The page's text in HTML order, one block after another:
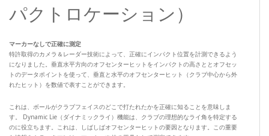
パクトロケーション）
マーカーなしで正確に測定
特許取得のカメラ＆レーダー技術によって、正確にインパクト位置を計測できるよう
になりました。垂直水平方向のオフセンターヒットをインパクトの高さととオフセッ
トのデータポイントを使って、垂直と水平のオフセンターヒット（クラブ中心から外
れたヒット）を数値で表すことができます。
これは、ボールがクラブフェイスのどこで打たれたかを正確に知ることを意味しま
す。 Dynamic Lie（ダイナミックライ）機能は、クラブの理想的なライ角を特定する
のに役立ちます。これは、しばしばオフセンターヒットの要因となります。この重要